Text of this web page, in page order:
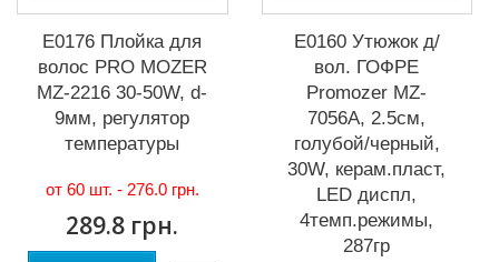
Е0176 Плойка для
волос PRO MOZER
MZ-2216 30-50W, d-
9мм, регулятор
температуры
от 60 шт. - 276.0 грн.
289.8 грн.
Е0160 Утюжок д/
вол. ГОФРЕ
Promozer MZ-
7056А, 2.5см,
голубой/черный,
30W, керам.пласт,
LED диспл,
4темп.режимы,
287гр